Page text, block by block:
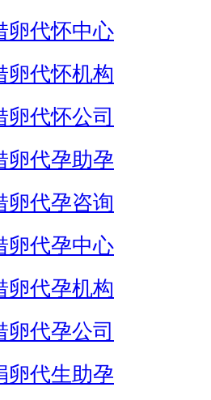
卵代怀中心
卵代怀机构
卵代怀公司
卵代孕助孕
卵代孕咨询
卵代孕中心
卵代孕机构
卵代孕公司
卵代生助孕